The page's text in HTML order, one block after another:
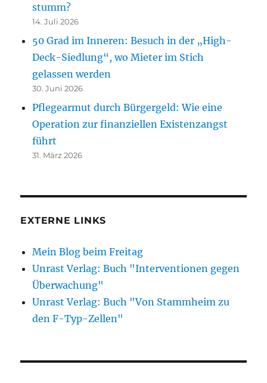
stumm?
14. Juli 2026
50 Grad im Inneren: Besuch in der „High-
Deck-Siedlung“, wo Mieter im Stich
gelassen werden
30. Juni 2026
Pflegearmut durch Bürgergeld: Wie eine
Operation zur finanziellen Existenzangst
führt
31. März 2026
EXTERNE LINKS
Mein Blog beim Freitag
Unrast Verlag: Buch "Interventionen gegen
Überwachung"
Unrast Verlag: Buch "Von Stammheim zu
den F-Typ-Zellen"